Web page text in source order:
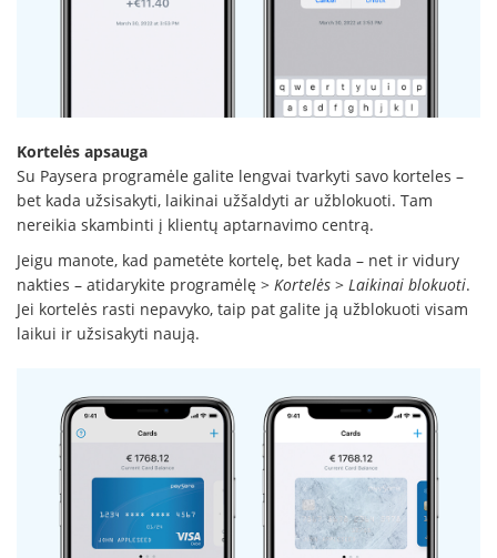
Kortelės apsauga
Su Paysera programėle galite lengvai tvarkyti savo korteles –
bet kada užsisakyti, laikinai užšaldyti ar užblokuoti. Tam
nereikia skambinti į klientų aptarnavimo centrą.
Jeigu manote, kad pametėte kortelę, bet kada – net ir vidury
nakties – atidarykite programėlę > Kortelės > Laikinai blokuoti.
Jei kortelės rasti nepavyko, taip pat galite ją užblokuoti visam
laikui ir užsisakyti naują.